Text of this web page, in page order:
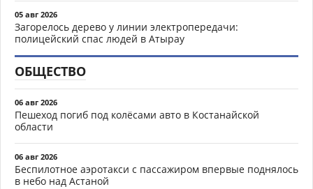
05 авг 2026
Загорелось дерево у линии электропередачи:
полицейский спас людей в Атырау
ОБЩЕСТВО
06 авг 2026
Пешеход погиб под колёсами авто в Костанайской
области
06 авг 2026
Беспилотное аэротакси с пассажиром впервые поднялось
в небо над Астаной